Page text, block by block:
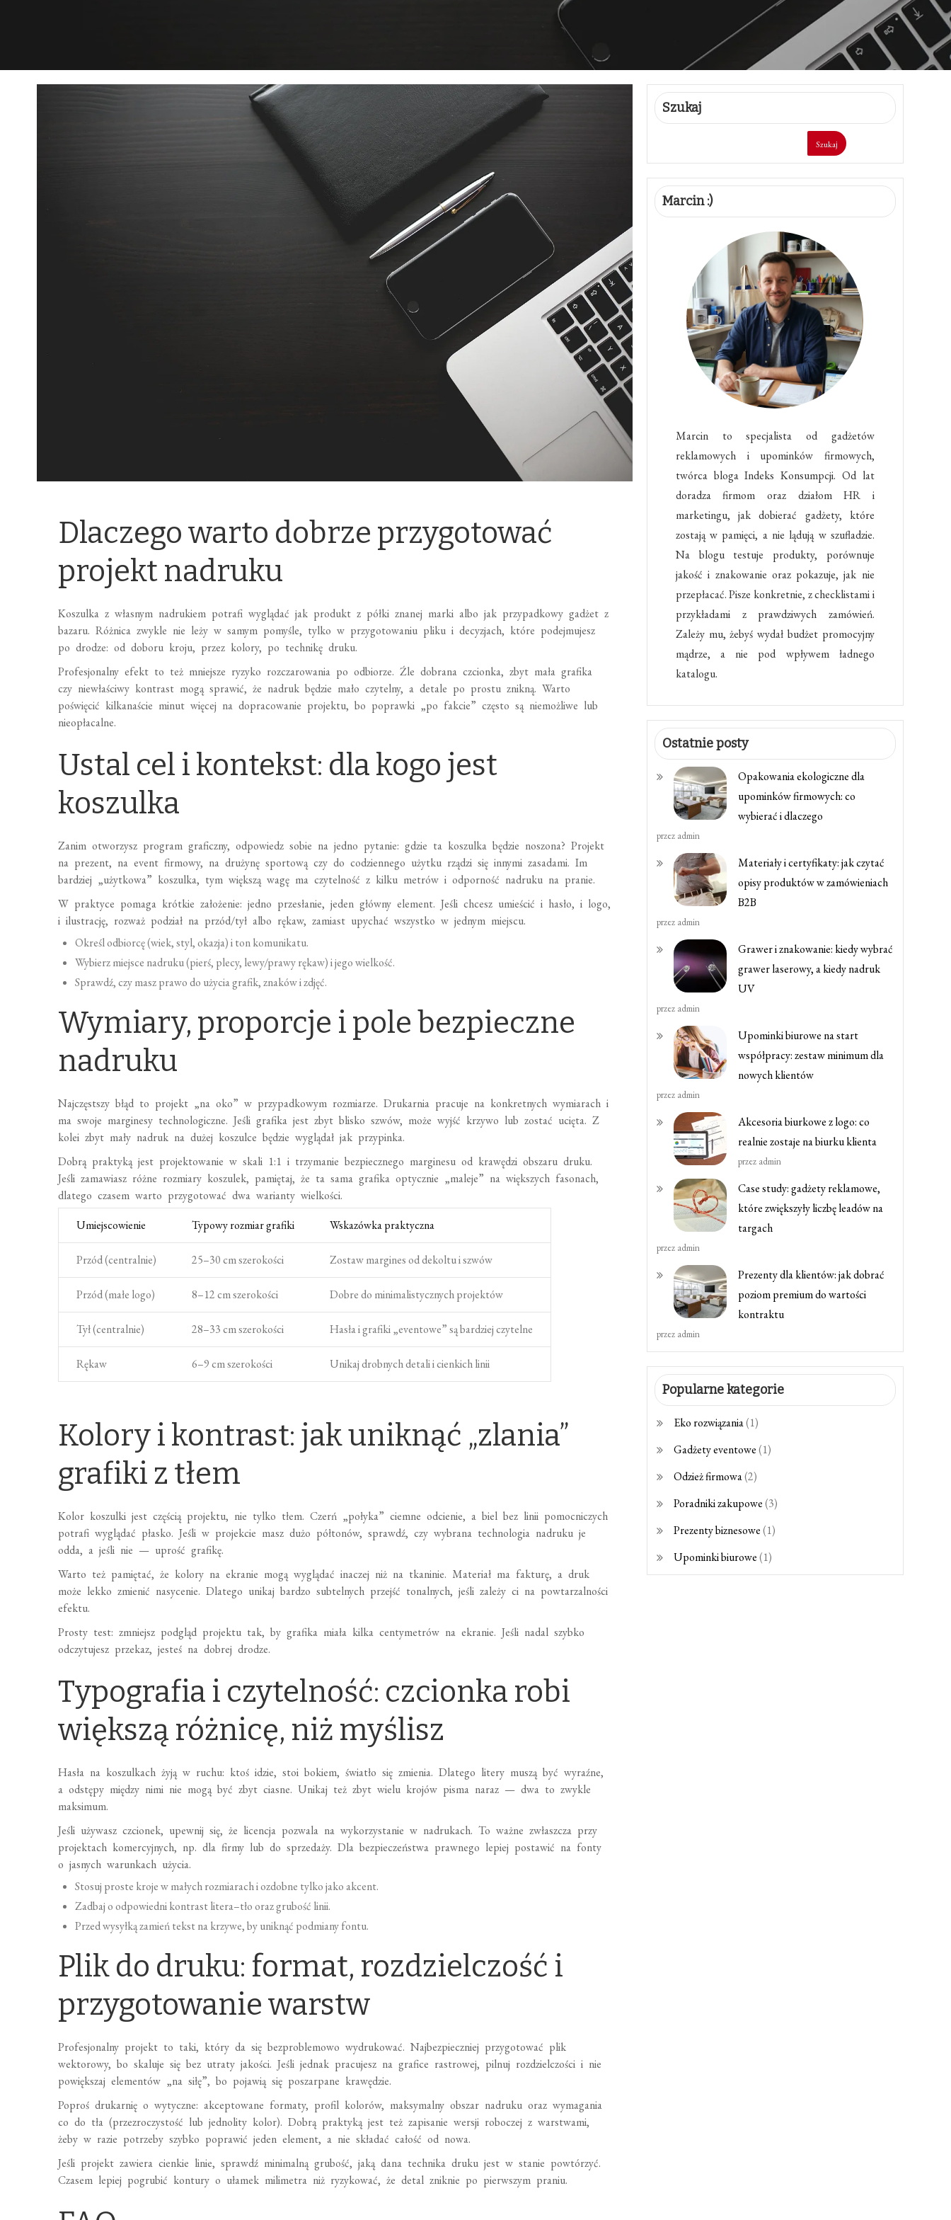
Dlaczego warto dobrze przygotować
projekt nadruku
Koszulka z własnym nadrukiem potrafi wyglądać jak produkt z półki znanej marki albo jak przypadkowy gadżet z
bazaru. Różnica zwykle nie leży w samym pomyśle, tylko w przygotowaniu pliku i decyzjach, które podejmujesz
po drodze: od doboru kroju, przez kolory, po technikę druku.
Profesjonalny efekt to też mniejsze ryzyko rozczarowania po odbiorze. Źle dobrana czcionka, zbyt mała grafika
czy niewłaściwy kontrast mogą sprawić, że nadruk będzie mało czytelny, a detale po prostu znikną. Warto
poświęcić kilkanaście minut więcej na dopracowanie projektu, bo poprawki „po fakcie” często są niemożliwe lub
nieopłacalne.
Ustal cel i kontekst: dla kogo jest
koszulka
Zanim otworzysz program graficzny, odpowiedz sobie na jedno pytanie: gdzie ta koszulka będzie noszona? Projekt
na prezent, na event firmowy, na drużynę sportową czy do codziennego użytku rządzi się innymi zasadami. Im
bardziej „użytkowa” koszulka, tym większą wagę ma czytelność z kilku metrów i odporność nadruku na pranie.
W praktyce pomaga krótkie założenie: jedno przesłanie, jeden główny element. Jeśli chcesz umieścić i hasło, i logo,
i ilustrację, rozważ podział na przód/tył albo rękaw, zamiast upychać wszystko w jednym miejscu.
Określ odbiorcę (wiek, styl, okazja) i ton komunikatu.
Wybierz miejsce nadruku (pierś, plecy, lewy/prawy rękaw) i jego wielkość.
Sprawdź, czy masz prawo do użycia grafik, znaków i zdjęć.
Wymiary, proporcje i pole bezpieczne
nadruku
Najczęstszy błąd to projekt „na oko” w przypadkowym rozmiarze. Drukarnia pracuje na konkretnych wymiarach i
ma swoje marginesy technologiczne. Jeśli grafika jest zbyt blisko szwów, może wyjść krzywo lub zostać ucięta. Z
kolei zbyt mały nadruk na dużej koszulce będzie wyglądał jak przypinka.
Dobrą praktyką jest projektowanie w skali 1:1 i trzymanie bezpiecznego marginesu od krawędzi obszaru druku.
Jeśli zamawiasz różne rozmiary koszulek, pamiętaj, że ta sama grafika optycznie „maleje” na większych fasonach,
dlatego czasem warto przygotować dwa warianty wielkości.
Umiejscowienie
Typowy rozmiar grafiki Wskazówka praktyczna
Przód (centralnie) 25–30 cm szerokości Zostaw margines od dekoltu i szwów
Przód (małe logo) 8–12 cm szerokości Dobre do minimalistycznych projektów
Tył (centralnie) 28–33 cm szerokości Hasła i grafiki „eventowe” są bardziej czytelne
Rękaw 6–9 cm szerokości Unikaj drobnych detali i cienkich linii
Kolory i kontrast: jak uniknąć „zlania”
grafiki z tłem
Kolor koszulki jest częścią projektu, nie tylko tłem. Czerń „połyka” ciemne odcienie, a biel bez linii pomocniczych
potrafi wyglądać płasko. Jeśli w projekcie masz dużo półtonów, sprawdź, czy wybrana technologia nadruku je
odda, a jeśli nie — uprość grafikę.
Warto też pamiętać, że kolory na ekranie mogą wyglądać inaczej niż na tkaninie. Materiał ma fakturę, a druk
może lekko zmienić nasycenie. Dlatego unikaj bardzo subtelnych przejść tonalnych, jeśli zależy ci na powtarzalności
efektu.
Prosty test: zmniejsz podgląd projektu tak, by grafika miała kilka centymetrów na ekranie. Jeśli nadal szybko
odczytujesz przekaz, jesteś na dobrej drodze.
Typografia i czytelność: czcionka robi
większą różnicę, niż myślisz
Hasła na koszulkach żyją w ruchu: ktoś idzie, stoi bokiem, światło się zmienia. Dlatego litery muszą być wyraźne,
a odstępy między nimi nie mogą być zbyt ciasne. Unikaj też zbyt wielu krojów pisma naraz — dwa to zwykle
maksimum.
Jeśli używasz czcionek, upewnij się, że licencja pozwala na wykorzystanie w nadrukach. To ważne zwłaszcza przy
projektach komercyjnych, np. dla firmy lub do sprzedaży. Dla bezpieczeństwa prawnego lepiej postawić na fonty
o jasnych warunkach użycia.
Stosuj proste kroje w małych rozmiarach i ozdobne tylko jako akcent.
Zadbaj o odpowiedni kontrast litera–tło oraz grubość linii.
Przed wysyłką zamień tekst na krzywe, by uniknąć podmiany fontu.
Plik do druku: format, rozdzielczość i
przygotowanie warstw
Profesjonalny projekt to taki, który da się bezproblemowo wydrukować. Najbezpieczniej przygotować plik
wektorowy, bo skaluje się bez utraty jakości. Jeśli jednak pracujesz na grafice rastrowej, pilnuj rozdzielczości i nie
powiększaj elementów „na siłę”, bo pojawią się poszarpane krawędzie.
Poproś drukarnię o wytyczne: akceptowane formaty, profil kolorów, maksymalny obszar nadruku oraz wymagania
co do tła (przezroczystość lub jednolity kolor). Dobrą praktyką jest też zapisanie wersji roboczej z warstwami,
żeby w razie potrzeby szybko poprawić jeden element, a nie składać całość od nowa.
Jeśli projekt zawiera cienkie linie, sprawdź minimalną grubość, jaką dana technika druku jest w stanie powtórzyć.
Czasem lepiej pogrubić kontury o ułamek milimetra niż ryzykować, że detal zniknie po pierwszym praniu.
Szukaj
Szukaj
Marcin :)
Marcin to specjalista od gadżetów
reklamowych i upominków firmowych,
twórca bloga Indeks Konsumpcji. Od lat
doradza firmom oraz działom HR i
marketingu, jak dobierać gadżety, które
zostają w pamięci, a nie lądują w szufladzie.
Na blogu testuje produkty, porównuje
jakość i znakowanie oraz pokazuje, jak nie
przepłacać. Pisze konkretnie, z checklistami i
przykładami z prawdziwych zamówień.
Zależy mu, żebyś wydał budżet promocyjny
mądrze, a nie pod wpływem ładnego
katalogu.
Ostatnie posty
Opakowania ekologiczne dla
upominków firmowych: co
wybierać i dlaczego
przez admin
Materiały i certyfikaty: jak czytać
opisy produktów w zamówieniach
B2B
przez admin
Grawer i znakowanie: kiedy wybrać
grawer laserowy, a kiedy nadruk
UV
przez admin
Upominki biurowe na start
współpracy: zestaw minimum dla
nowych klientów
przez admin
Akcesoria biurkowe z logo: co
realnie zostaje na biurku klienta
przez admin
Case study: gadżety reklamowe,
które zwiększyły liczbę leadów na
targach
przez admin
Prezenty dla klientów: jak dobrać
poziom premium do wartości
kontraktu
przez admin
Popularne kategorie
Eko rozwiązania(1)
Gadżety eventowe(1)
Odzież firmowa(2)
Poradniki zakupowe(3)
Prezenty biznesowe(1)
Upominki biurowe(1)